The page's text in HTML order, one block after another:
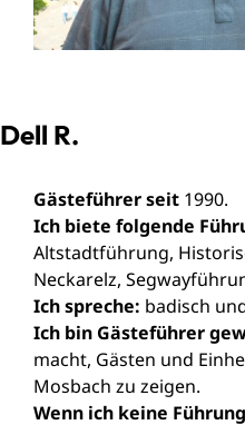
Dell R.
Gästeführer seit 1990.
Ich biete folgende
Altstadtführung,
Neckarelz,
Ich spreche: badisch
Ich bin Gästeführer
macht, Gästen und
Mosbach zu zeigen.
Wenn ich keine